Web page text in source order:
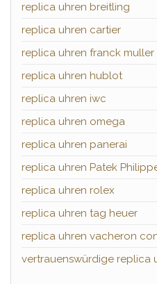
replica uhren breitling
replica uhren cartier
replica uhren franck muller
replica uhren hublot
replica uhren iwc
replica uhren omega
replica uhren panerai
replica uhren Patek
replica uhren rolex
replica uhren tag heuer
replica uhren vacheron
vertrauenswürdige replica